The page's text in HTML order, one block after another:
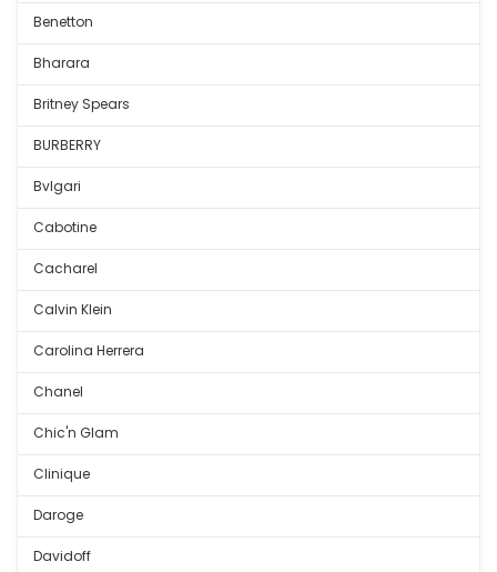
Benetton
Bharara
Britney Spears
BURBERRY
Bvlgari
Cabotine
Cacharel
Calvin Klein
Carolina Herrera
Chanel
Chic'n Glam
Clinique
Daroge
Davidoff